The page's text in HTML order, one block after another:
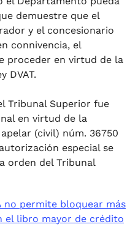
demuestre que el
y el concesionario
connivencia, el
proceder en virtud de la
DVAT.
Tribunal Superior fue
en virtud de la
(civil) núm. 36750
especial se
orden del Tribunal
no permite bloquear más
el libro mayor de crédito